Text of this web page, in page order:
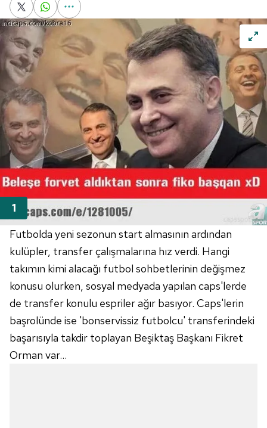
Futbolda yeni sezonun start almasının ardından
kulüpler, transfer çalışmalarına hız verdi. Hangi
takımın kimi alacağı futbol sohbetlerinin değişmez
konusu olurken, sosyal medyada yapılan caps'lerde
de transfer konulu espriler ağır basıyor. Caps'lerin
başrolünde ise 'bonservissiz futbolcu' transferindeki
başarısıyla takdir toplayan Beşiktaş Başkanı Fikret
Orman var...